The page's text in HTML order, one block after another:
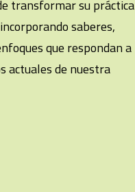
transformar su práctica
saberes,
que respondan a
actuales de nuestra